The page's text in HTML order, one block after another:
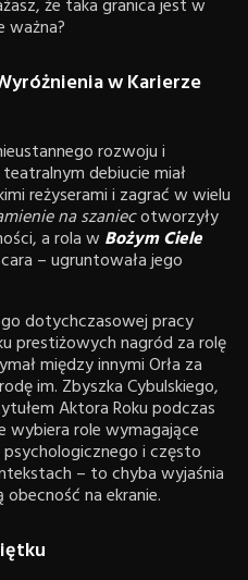
że taka granica jest w
ważna?
w Karierze
rozwoju i
debiucie miał
reżyserami i zagrać w wielu
na szaniecotworzyły
a rola w Bożym Ciele
– ugruntowała jego
dotychczasowej pracy
prestiżowych nagród za rolę
między innymi Orła za
im. Zbyszka Cybulskiego,
Aktora Roku podczas
wybiera role wymagające
i często
– to chyba wyjaśnia
na ekranie.